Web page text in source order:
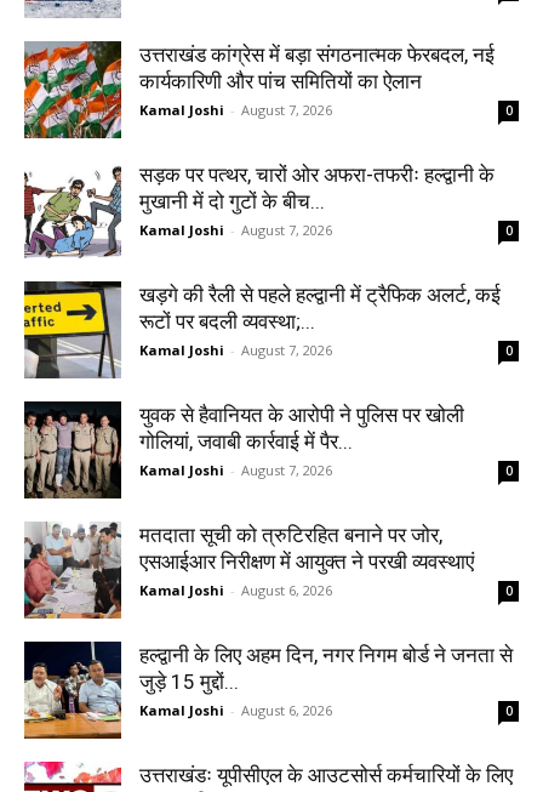
उत्तराखंड कांग्रेस में बड़ा संगठनात्मक फेरबदल, नई
कार्यकारिणी और पांच समितियों का ऐलान
Kamal Joshi - August 7, 2026 0
सड़क पर पत्थर, चारों ओर अफरा-तफरीः हल्द्वानी के
मुखानी में दो गुटों के बीच...
Kamal Joshi - August 7, 2026 0
खड़गे की रैली से पहले हल्द्वानी में ट्रैफिक अलर्ट, कई
रूटों पर बदली व्यवस्था;...
Kamal Joshi - August 7, 2026 0
युवक से हैवानियत के आरोपी ने पुलिस पर खोली
गोलियां, जवाबी कार्रवाई में पैर...
Kamal Joshi - August 7, 2026 0
मतदाता सूची को त्रुटिरहित बनाने पर जोर,
एसआईआर निरीक्षण में आयुक्त ने परखी व्यवस्थाएं
Kamal Joshi - August 6, 2026 0
हल्द्वानी के लिए अहम दिन, नगर निगम बोर्ड ने जनता से
जुड़े 15 मुद्दों...
Kamal Joshi - August 6, 2026 0
उत्तराखंडः यूपीसीएल के आउटसोर्स कर्मचारियों के लिए